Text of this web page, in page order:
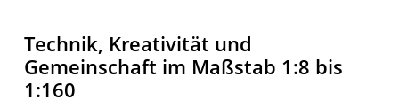
Technik, Kreativität und
Gemeinschaft im Maßstab 1:8 bis
1:160